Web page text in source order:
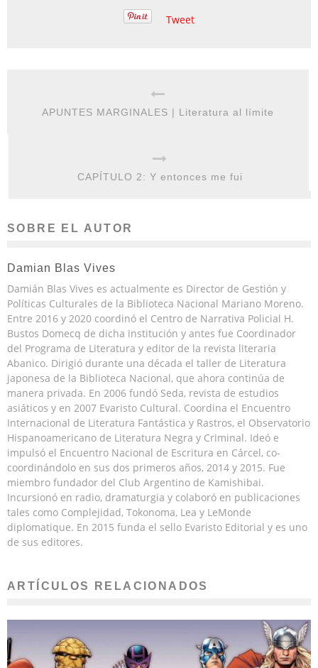
Tweet
APUNTES MARGINALES | Literatura al límite
CAPÍTULO 2: Y entonces me fui
SOBRE EL AUTOR
Damian Blas Vives
Damián Blas Vives es actualmente es Director de Gestión y
Políticas Culturales de la Biblioteca Nacional Mariano Moreno.
Entre 2016 y 2020 coordinó el Centro de Narrativa Policial H.
Bustos Domecq de dicha institución y antes fue Coordinador
del Programa de Literatura y editor de la revista literaria
Abanico. Dirigió durante una década el taller de Literatura
japonesa de la Biblioteca Nacional, que ahora continúa de
manera privada. En 2006 fundó Seda, revista de estudios
asiáticos y en 2007 Evaristo Cultural. Coordina el Encuentro
Internacional de Literatura Fantástica y Rastros, el Observatorio
Hispanoamericano de Literatura Negra y Criminal. Ideó e
impulsó el Encuentro Nacional de Escritura en Cárcel, co-
coordinándolo en sus dos primeros años, 2014 y 2015. Fue
miembro fundador del Club Argentino de Kamishibai.
Incursionó en radio, dramaturgia y colaboró en publicaciones
tales como Complejidad, Tokonoma, Lea y LeMonde
diplomatique. En 2015 funda el sello Evaristo Editorial y es uno
de sus editores.
ARTÍCULOS RELACIONADOS